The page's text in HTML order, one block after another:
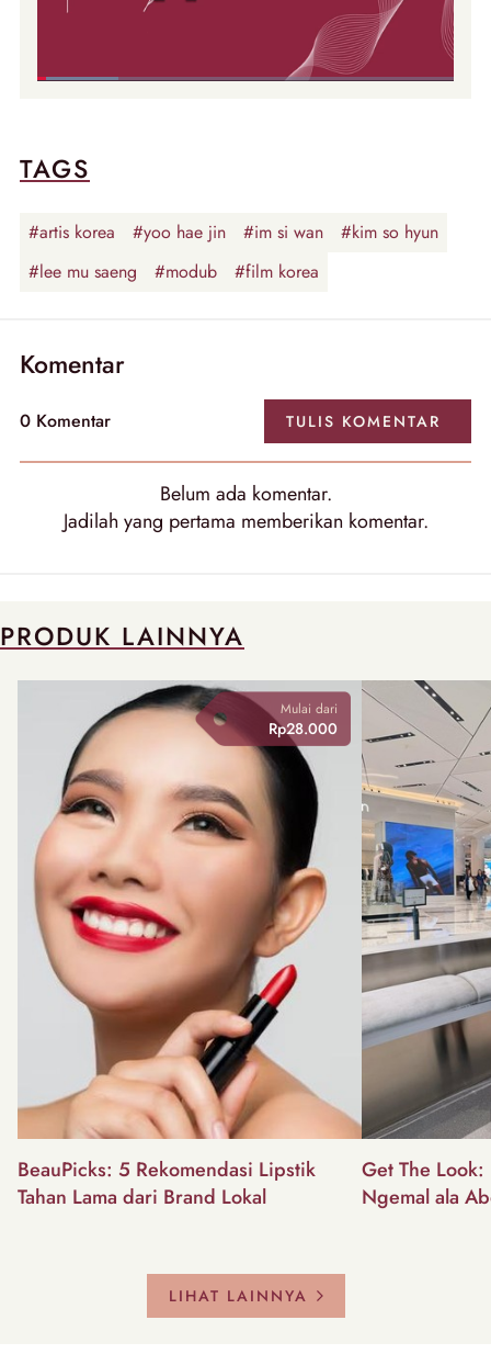
TAGS
#artis korea #yoo hae jin #im si wan
#kim so hyun
#lee mu saeng
#modub #film korea
Komentar
0 Komentar TULIS KOMENTAR
Belum ada komentar.
Jadilah yang pertama memberikan komentar.
PRODUK LAINNYA
Mulai dari
Rp28.000
BeauPicks: 5 Rekomendasi Lipstik
Tahan Lama dari Brand Lokal
Get The
Ngemal ala
LIHAT LAINNYA